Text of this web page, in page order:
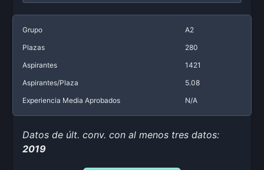
Grupo
A2
Plazas
280
Aspirantes
1421
Aspirantes/Plaza
5.08
Experiencia Media Aprobados
N/A
Datos de últ. conv. con al menos tres datos:
2019